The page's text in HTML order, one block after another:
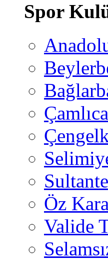
Spor
Öz
Valide